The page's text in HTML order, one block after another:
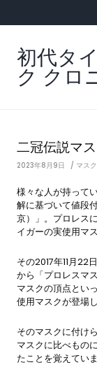
初代タ
ク クロ
二冠伝説マ
2023年8月9日 マスク
様々な人が持って
解に基づいて値段
京）」。プロレス
イガーの実使用マ
その2017年11月22
から「プロレスマ
マスクの頂点とい
使用マスクが登場し
そのマスクに付け
マスクに比べもの
たことを覚えていま